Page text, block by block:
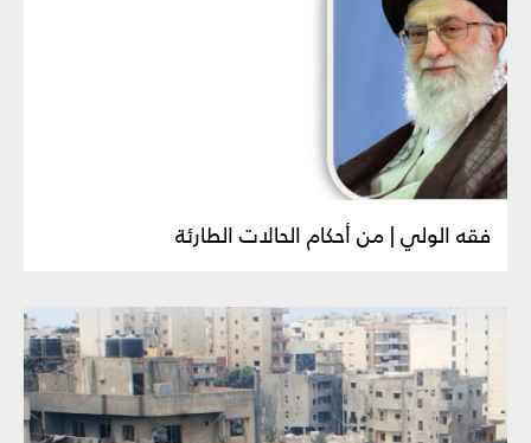
فقه الولي | من أحكام الحالات الطارئة